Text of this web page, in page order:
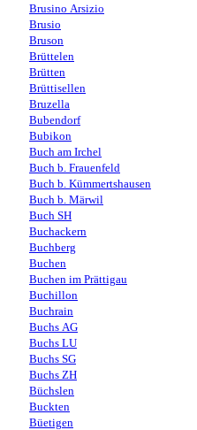
Brusino Arsizio
Brusio
Bruson
Brüttelen
Brütten
Brüttisellen
Bruzella
Bubendorf
Bubikon
Buch am Irchel
Buch b. Frauenfeld
Buch b. Kümmertshausen
Buch b. Märwil
Buch SH
Buchackern
Buchberg
Buchen
Buchen im Prättigau
Buchillon
Buchrain
Buchs AG
Buchs LU
Buchs SG
Buchs ZH
Büchslen
Buckten
Büetigen